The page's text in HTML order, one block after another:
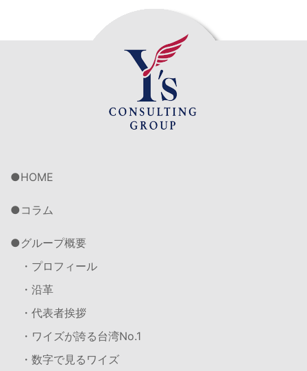
HOME
コラム
グループ概要
・プロフィール
・沿革
・代表者挨拶
・ワイズが誇る台湾No.1
・数字で見るワイズ